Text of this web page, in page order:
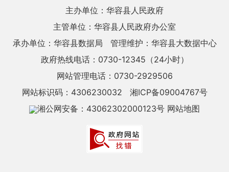
主办单位：华容县人民政府
主管单位：华容县人民政府办公室
承办单位：华容县数据局
管理维护：华容县大数据中心
政府热线电话：0730-12345（24小时）
网站管理电话：0730-2929506
网站标识码：4306230032
湘ICP备09004767号
湘公网安备：43062302000123号 网站地图